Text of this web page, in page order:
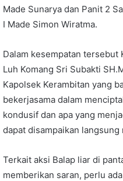
Made Sunarya dan Panit 2
I Made Simon Wiratma.
Dalam kesempatan tersebut
Luh Komang Sri Subakti
Kapolsek Kerambitan yang
bekerjasama dalam
kondusif dan apa yang
dapat disampaikan
Terkait aksi Balap liar di
memberikan saran, perlu